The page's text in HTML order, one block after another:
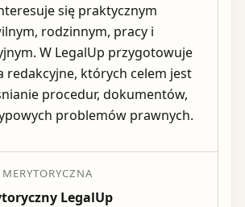
się praktycznym
rodzinnym, pracy i
W LegalUp przygotowuje
redakcyjne, których celem jest
procedur, dokumentów,
problemów prawnych.
LegalUp